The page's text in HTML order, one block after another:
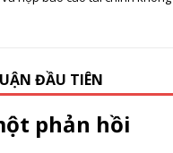
ĐẦU TIÊN
phản hồi